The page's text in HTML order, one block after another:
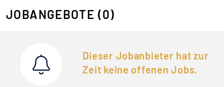
JOBANGEBOTE (0)
Dieser Jobanbieter hat zur
Zeit keine offenen Jobs.